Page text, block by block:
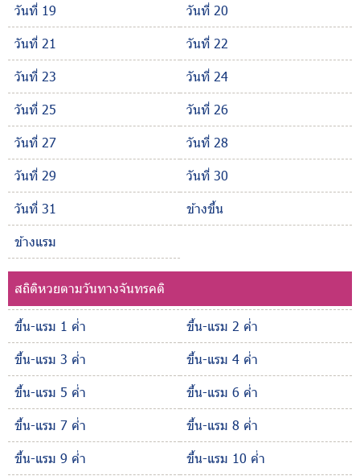
วันที่ 19
วันที่ 20
วันที่ 21
วันที่ 22
วันที่ 23
วันที่ 24
วันที่ 25
วันที่ 26
วันที่ 27
วันที่ 28
วันที่ 29
วันที่ 30
วันที่ 31
ข้างขึ้น
ข้างแรม
สถิติหวยตามวันทางจันทรคติ
ขึ้น-แรม 1 ค่ำ
ขึ้น-แรม 2 ค่ำ
ขึ้น-แรม 3 ค่ำ
ขึ้น-แรม 4 ค่ำ
ขึ้น-แรม 5 ค่ำ
ขึ้น-แรม 6 ค่ำ
ขึ้น-แรม 7 ค่ำ
ขึ้น-แรม 8 ค่ำ
ขึ้น-แรม 9 ค่ำ
ขึ้น-แรม 10 ค่ำ